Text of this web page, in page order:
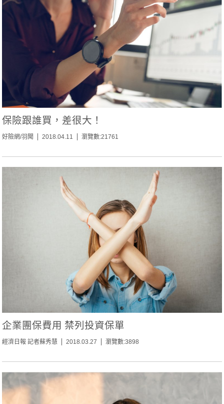
保險跟誰買，差很大！
好險網/羽聞 2018.04.11 瀏覽數:21761
企業團保費用 禁列投資保單
經濟日報 記者蘇秀慧 2018.03.27 瀏覽數:3898